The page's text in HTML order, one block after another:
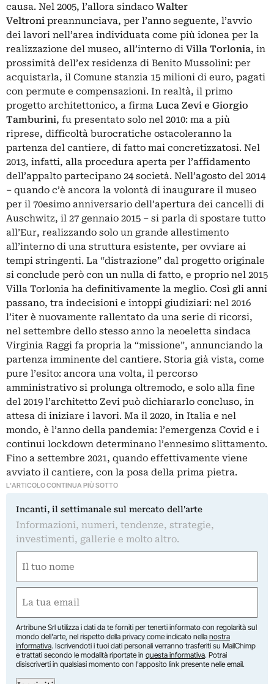
causa. Nel 2005, l’allora sindaco Walter
Veltroni preannunciava, per l’anno seguente, l’avvio
dei lavori nell’area individuata come più idonea per la
realizzazione del museo, all’interno di Villa Torlonia, in
prossimità dell’ex residenza di Benito Mussolini: per
acquistarla, il Comune stanzia 15 milioni di euro, pagati
con permute e compensazioni. In realtà, il primo
progetto architettonico, a firma Luca Zevi e Giorgio
Tamburini, fu presentato solo nel 2010: ma a più
riprese, difficoltà burocratiche ostacoleranno la
partenza del cantiere, di fatto mai concretizzatosi. Nel
2013, infatti, alla procedura aperta per l’affidamento
dell’appalto partecipano 24 società. Nell’agosto del 2014
– quando c’è ancora la volontà di inaugurare il museo
per il 70esimo anniversario dell’apertura dei cancelli di
Auschwitz, il 27 gennaio 2015 – si parla di spostare tutto
all’Eur, realizzando solo un grande allestimento
all’interno di una struttura esistente, per ovviare ai
tempi stringenti. La “distrazione” dal progetto originale
si conclude però con un nulla di fatto, e proprio nel 2015
Villa Torlonia ha definitivamente la meglio. Così gli anni
passano, tra indecisioni e intoppi giudiziari: nel 2016
l’iter è nuovamente rallentato da una serie di ricorsi,
nel settembre dello stesso anno la neoeletta sindaca
Virginia Raggi fa propria la “missione”, annunciando la
partenza imminente del cantiere. Storia già vista, come
pure l’esito: ancora una volta, il percorso
amministrativo si prolunga oltremodo, e solo alla fine
del 2019 l’architetto Zevi può dichiararlo concluso, in
attesa di iniziare i lavori. Ma il 2020, in Italia e nel
mondo, è l’anno della pandemia: l’emergenza Covid e i
continui lockdown determinano l’ennesimo slittamento.
Fino a settembre 2021, quando effettivamente viene
avviato il cantiere, con la posa della prima pietra.
L'ARTICOLO CONTINUA PIÙ SOTTO
Incanti, il settimanale sul mercato dell'arte
Informazioni, numeri, tendenze, strategie,
investimenti, gallerie e molto altro.
(Required)
First
(Required)
Artribune Srl utilizza i dati da te forniti per tenerti informato con regolarità sul
mondo dell'arte, nel rispetto della privacy come indicato nella nostra
informativa. Iscrivendoti i tuoi dati personali verranno trasferiti su MailChimp
e trattati secondo le modalità riportate in questa informativa. Potrai
disiscriverti in qualsiasi momento con l'apposito link presente nelle email.